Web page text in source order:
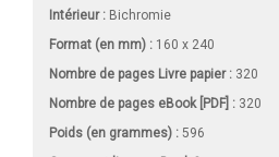
Intérieur : Bichromie
Format (en mm) : 160 x 240
Nombre de pages Livre papier: 320
Nombre de pages eBook [PDF] : 320
Poids (en grammes) : 596